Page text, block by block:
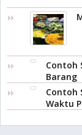
Contoh
Barang
Contoh
Waktu